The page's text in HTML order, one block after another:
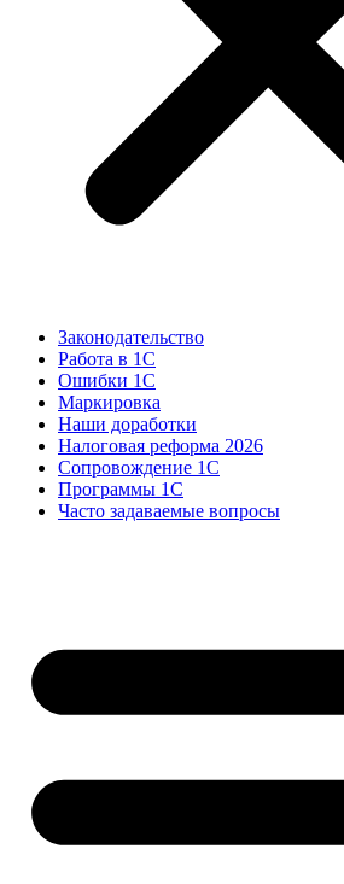
Законодательство
Работа в 1С
Ошибки 1С
Маркировка
Наши доработки
Налоговая реформа 2026
Сопровождение 1С
Программы 1С
Часто задаваемые вопросы